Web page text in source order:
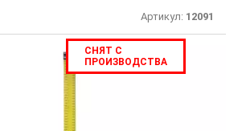
Артикул: 12091
СНЯТ С
ПРОИЗВОДСТВА